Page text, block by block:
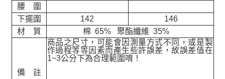
腰 圍
下擺圍
142
146
材 質
棉 65% 聚酯纖維 35%
備 註
商品之尺寸，可能會因測量方式不同，或是製
作過程等等因素而產生些許誤差，故誤差值在
1~3公分下為合理範圍唷！